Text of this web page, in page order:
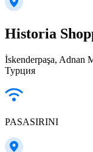
Historia
İskenderpaşa, Adnan
Турция
PASASIRINI